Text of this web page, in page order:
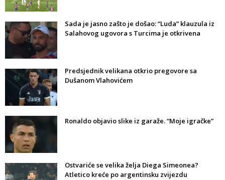
Sada je jasno zašto je došao: “Luda” klauzula iz
Salahovog ugovora s Turcima je otkrivena
Predsjednik velikana otkrio pregovore sa
Dušanom Vlahovićem
Ronaldo objavio slike iz garaže. “Moje igračke”
Ostvariće se velika želja Diega Simeonea?
Atletico kreće po argentinsku zvijezdu